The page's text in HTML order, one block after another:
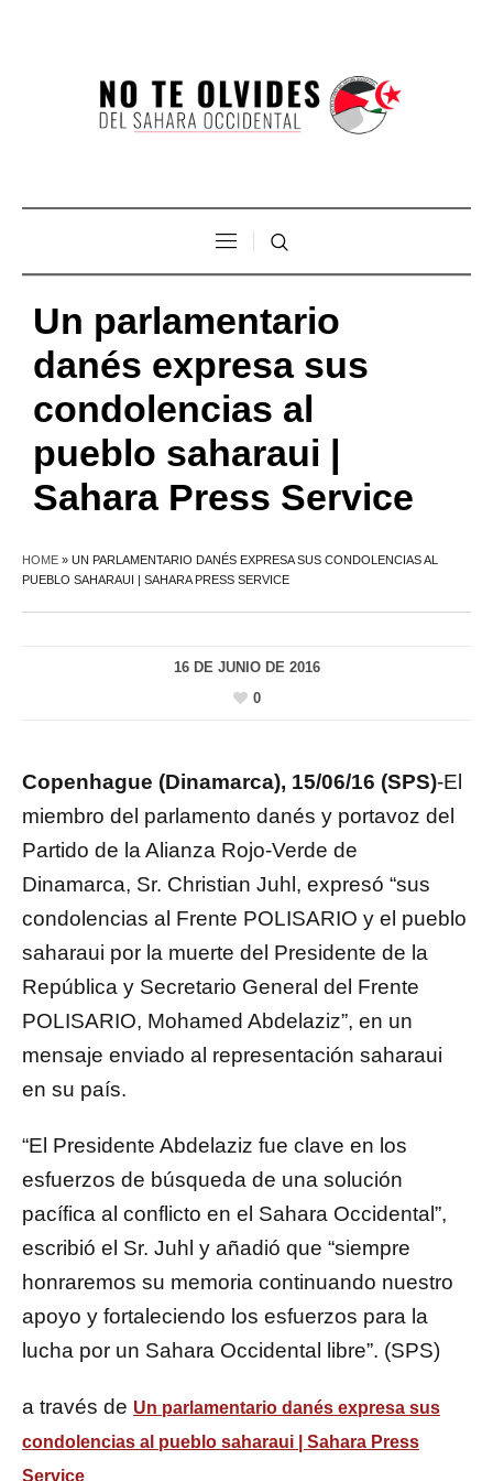
Un parlamentario
danés expresa sus
condolencias al
pueblo saharaui |
Sahara Press Service
HOME » UN PARLAMENTARIO DANÉS EXPRESA SUS CONDOLENCIAS AL
PUEBLO SAHARAUI | SAHARA PRESS SERVICE
16 DE JUNIO DE 2016
0
Copenhague (Dinamarca), 15/06/16 (SPS)-El
miembro del parlamento danés y portavoz del
Partido de la Alianza Rojo-Verde de
Dinamarca, Sr. Christian Juhl, expresó “sus
condolencias al Frente POLISARIO y el pueblo
saharaui por la muerte del Presidente de la
República y Secretario General del Frente
POLISARIO, Mohamed Abdelaziz”, en un
mensaje enviado al representación saharaui
en su país.
“El Presidente Abdelaziz fue clave en los
esfuerzos de búsqueda de una solución
pacífica al conflicto en el Sahara Occidental”,
escribió el Sr. Juhl y añadió que “siempre
honraremos su memoria continuando nuestro
apoyo y fortaleciendo los esfuerzos para la
lucha por un Sahara Occidental libre”. (SPS)
a través de Un parlamentario danés expresa sus
condolencias al pueblo saharaui | Sahara Press
Service